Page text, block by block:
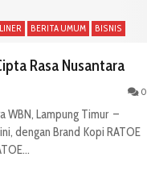
BERITA UMUM BISNIS
Rasa Nusantara
0
WBN, Lampung Timur –
dengan Brand Kopi RATOE